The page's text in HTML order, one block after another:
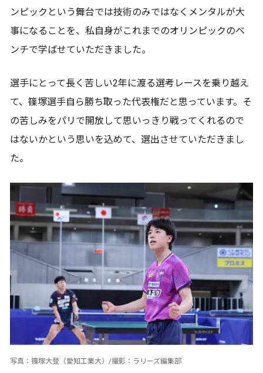
ンピックという舞台では技術のみではなくメンタルが大
事になることを、私自身がこれまでのオリンピックのベ
ンチで学ばせていただきました。
選手にとって長く苦しい2年に渡る選考レースを乗り越え
て、篠塚選手自ら勝ち取った代表権だと思っています。そ
の苦しみをパリで開放して思いっきり戦ってくれるので
はないかという思いを込めて、選出させていただきまし
た。
写真：篠塚大登（愛知工業大）/撮影：ラリーズ編集部